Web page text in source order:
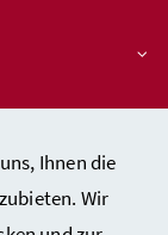
Ihnen die
Wir